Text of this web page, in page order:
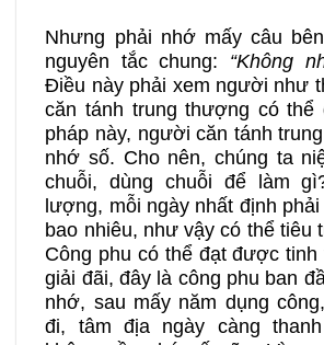
Nhưng phải nhớ mấy câu
nguyên tắc chung: “Không
Điều này phải xem người như
căn tánh trung thượng có thể
pháp này, người căn tánh
nhớ số. Cho nên, chúng ta
chuỗi, dùng chuỗi để làm
lượng, mỗi ngày nhất định
bao nhiêu, như vậy có thể tiêu
Công phu có thể đạt được tinh
giải đãi, đây là công phu ban
nhớ, sau mấy năm dụng
đi, tâm địa ngày càng